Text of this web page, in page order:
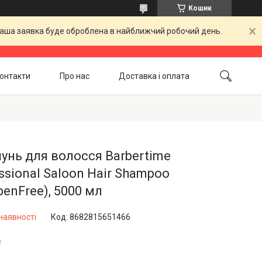
Кошик
заявка буде оброблена в найближчий робочий день.
Про нас Доставка і оплата
для волосся Barbertime
Saloon Hair Shampoo
5000 мл
Код: 8682815651466